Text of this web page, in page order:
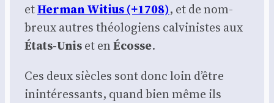
etHer­man Witius (+1708), et de nom­
breux autres théo­lo­giens cal­vi­nistes aux
États-Uniset enÉcosse.
Ces deux siècles sont donc loin d’être
inin­té­res­sants, quand bien même ils